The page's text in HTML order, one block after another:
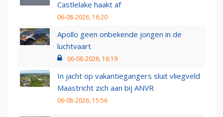
Castlelake haakt af
06-08-2026, 16:20
Apollo geen onbekende jongen in de
luchtvaart
06-08-2026, 16:19
In jacht op vakantiegangers sluit vliegveld
Maastricht zich aan bij ANVR
06-08-2026, 15:56